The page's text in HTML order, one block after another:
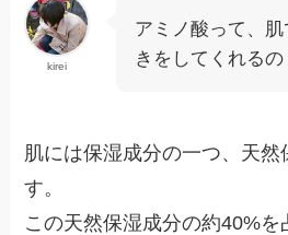
kirei
アミノ酸って、
きをしてくれるの
肌には保湿成分の一つ、天然
す。
この天然保湿成分の約40%を